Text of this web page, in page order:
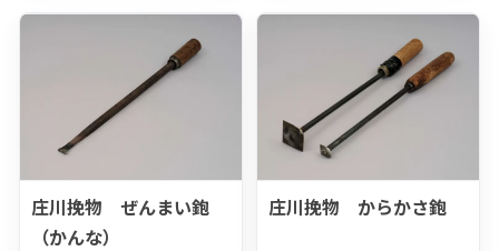
庄川挽物 ぜんまい鉋
（かんな）
庄川挽物 からかさ鉋